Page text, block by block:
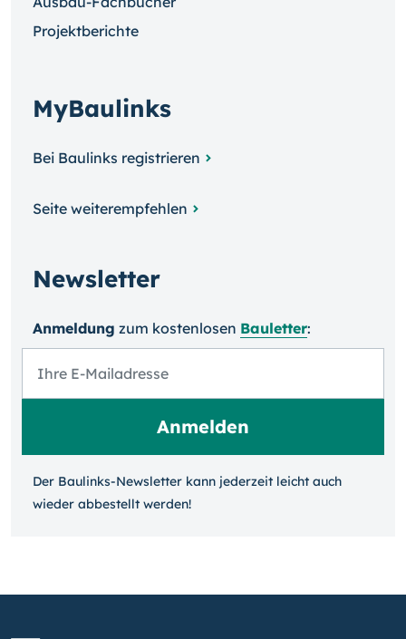
Projektberichte
MyBaulinks
Bei Baulinks registrieren
Seite weiterempfehlen
Newsletter
Anmeldung zum kosten­losen Bauletter:
Der Baulinks-Newsletter kann jeder­zeit leicht auch
wieder ab­bestellt werden!